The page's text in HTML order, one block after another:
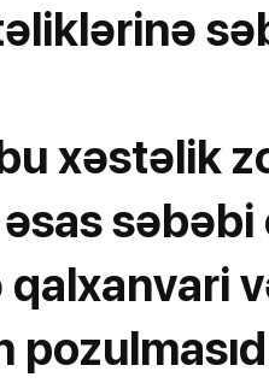
xəstəlik
səbəbi